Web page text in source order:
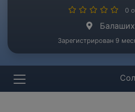
0
Зарегистрирован 9